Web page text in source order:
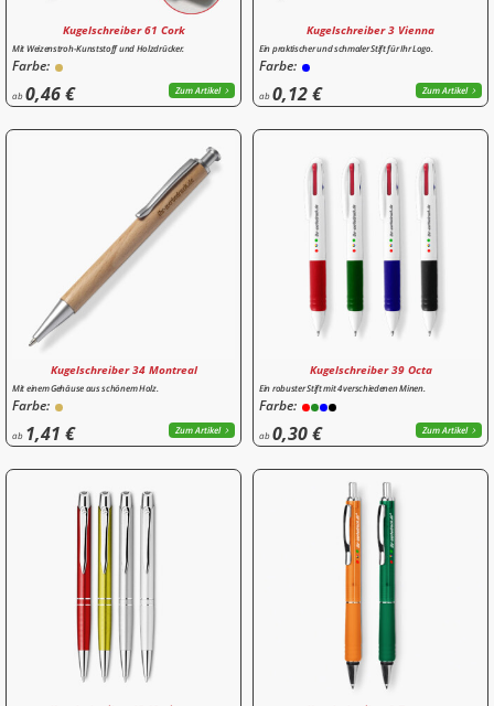
Kugelschreiber 61 Cork
Mit Weizenstroh-Kunststoff und Holzdrücker.
Farbe:
ab0,46 € Zum Artikel
Kugelschreiber 3 Vienna
Ein praktischer und schmaler Stift für Ihr Logo.
Farbe:
ab0,12 € Zum Artikel
Kugelschreiber 34 Montreal
Mit einem Gehäuse aus schönem Holz.
Farbe:
ab 1,41 € Zum Artikel
Kugelschreiber 39 Octa
Ein robuster Stift mit 4 verschiedenen Minen.
Farbe:
ab0,30 € Zum Artikel